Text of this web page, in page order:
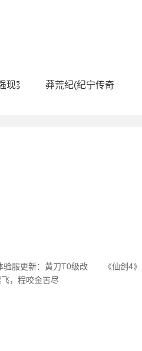
现实版（0.1折）)莽荒纪(纪宁传奇（0.1
验服更新：黄刀T0级改
，程咬金苦尽
《仙剑4